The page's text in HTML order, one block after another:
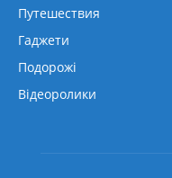
Путешествия
Гаджети
Подорожі
Відеоролики